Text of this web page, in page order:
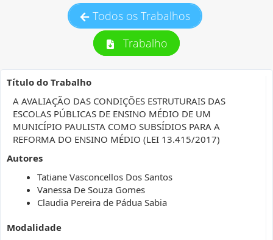
Todos os Trabalhos
Trabalho
Título do Trabalho
A AVALIAÇÃO DAS CONDIÇÕES ESTRUTURAIS DAS
ESCOLAS PÚBLICAS DE ENSINO MÉDIO DE UM
MUNICÍPIO PAULISTA COMO SUBSÍDIOS PARA A
REFORMA DO ENSINO MÉDIO (LEI 13.415/2017)
Autores
Tatiane Vasconcellos Dos Santos
Vanessa De Souza Gomes
Claudia Pereira de Pádua Sabia
Modalidade